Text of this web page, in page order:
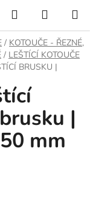
Hledat
KOŠÍK
/ KOTOUČE - ŘEZNÉ,
/ LEŠTÍCÍ KOTOUČE
BRUSKU |
|
mm